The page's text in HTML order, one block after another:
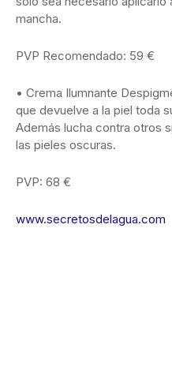
mancha.
PVP Recomendado: 59 €
• Crema Ilumnante
que devuelve a la piel toda
Además lucha contra otros
las pieles oscuras.
PVP: 68 €
www.secretosdelagua.com